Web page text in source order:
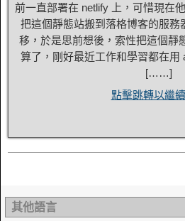
前一直部署在 netlify 上，可惜現
把這個靜態站搬到落格博客的服務
移，於是思前想後，索性把這個靜
算了，剛好最近工作和學習都在用
[……]
點擊跳轉以繼
其他語言